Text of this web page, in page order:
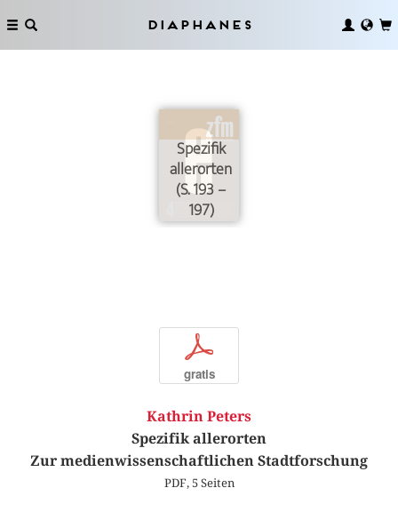
Diaphanes
Spezifik
allerorten
(S. 193 –
197)
p
gratis
Kathrin Peters
Spezifik allerorten
Zur medienwissenschaftlichen Stadtforschung
PDF, 5 Seiten